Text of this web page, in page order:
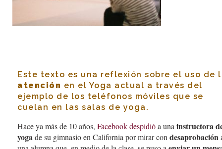
Este texto es una reflexión sobre el uso de
atención en el Yoga actual a través del
ejemplo de los teléfonos móviles que se
cuelan en las salas de yoga.
Hace ya más de 10 años, Facebook despidióa una instructora
yogade su gimnasio en California por mirar con desaprobación